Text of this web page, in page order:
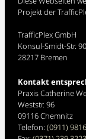
Projekt der
TrafficPlex GmbH
Konsul-Smidt-Str. 90
28217 Bremen
Kontakt
Praxis Catherine
Weststr. 96
09116 Chemnitz
Telefon: (0911)